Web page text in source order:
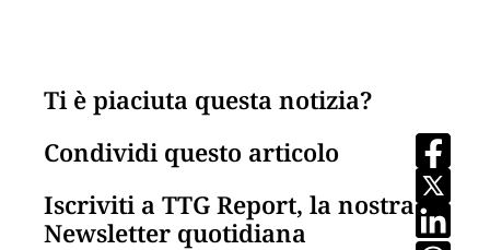
Ti è piaciuta questa notizia?
Condividi questo articolo
Iscriviti a TTG Report, la nostra
Newsletter quotidiana